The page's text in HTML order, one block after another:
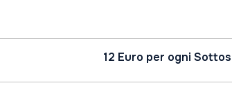
12 Euro per ogni